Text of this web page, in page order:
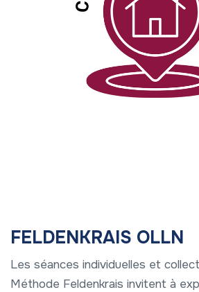
FELDENKRAIS OLLN
Les séances individuelles et
Méthode Feldenkrais invitent à